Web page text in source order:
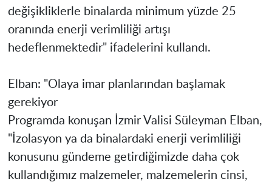
değişikliklerle binalarda minimum yüzde 25
oranında enerji verimliliği artışı
hedeflenmektedir" ifadelerini kullandı.
Elban: "Olaya imar planlarından başlamak
gerekiyor
Programda konuşan İzmir Valisi Süleyman Elban,
"İzolasyon ya da binalardaki enerji verimliliği
konusunu gündeme getirdiğimizde daha çok
kullandığımız malzemeler, malzemelerin cinsi,